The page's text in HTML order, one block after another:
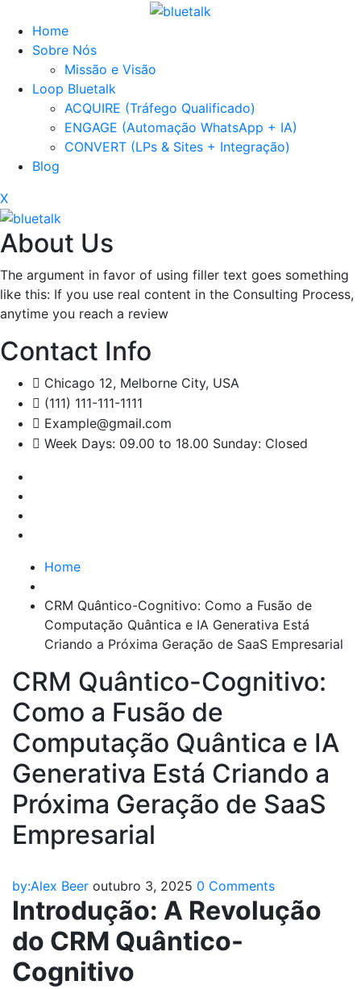
Home
Sobre Nós
Missão e Visão
Loop Bluetalk
ACQUIRE (Tráfego Qualificado)
ENGAGE (Automação WhatsApp + IA)
CONVERT (LPs & Sites + Integração)
Blog
X
About Us
The argument in favor of using filler text goes something
like this: If you use real content in the Consulting Process,
anytime you reach a review
Contact Info
Chicago 12, Melborne City, USA
(111) 111-111-1111
Example@gmail.com
Week Days: 09.00 to 18.00 Sunday: Closed
Home
CRM Quântico-Cognitivo: Como a Fusão de
Computação Quântica e IA Generativa Está
Criando a Próxima Geração de SaaS Empresarial
CRM Quântico-Cognitivo:
Como a Fusão de
Computação Quântica e IA
Generativa Está Criando a
Próxima Geração de SaaS
Empresarial
by:Alex Beer outubro 3, 2025 0 Comments
Introdução: A Revolução
do CRM Quântico-
Cognitivo